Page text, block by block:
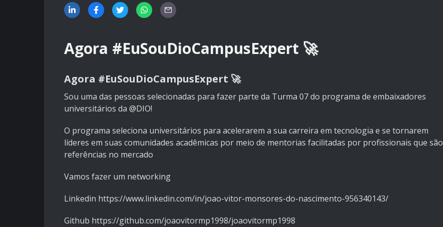
Agora #EuSouDioCampusExpert 🚀
Agora #EuSouDioCampusExpert 🚀
Sou uma das pessoas selecionadas para fazer parte da Turma 07 do programa de embaixadores
universitários da @DIO!
O programa seleciona universitários para acelerarem a sua carreira em tecnologia e se tornarem
líderes em suas comunidades acadêmicas por meio de mentorias facilitadas por profissionais que são
referências no mercado
Vamos fazer um networking
Linkedin https://www.linkedin.com/in/joao-vitor-monsores-do-nascimento-956340143/
Github https://github.com/joaovitormp1998/joaovitormp1998